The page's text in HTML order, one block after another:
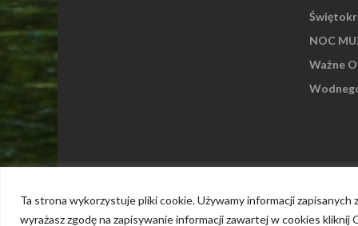
Ta strona wykorzystuje pliki cookie. Używamy informacji
wyrażasz zgodę na zapisywanie informacji zawartej w cookies
NOC
Ważne